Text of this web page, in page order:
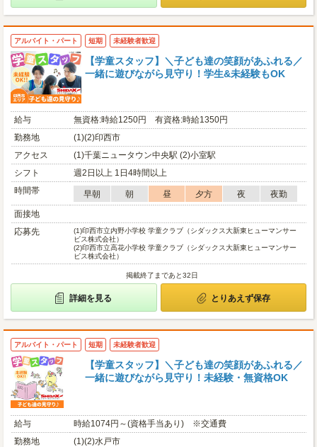
アルバイト・パート 短期 未経験者歓迎
【学童スタッフ】＼子ども達の笑顔があふれる／
一緒に遊びながら見守り！学生&未経験もOK
給与
無資格:時給1250円 有資格:時給1350円
勤務地
(1)(2)印西市
アクセス
(1)千葉ニュータウン中央駅 (2)小室駅
シフト
週2日以上 1日4時間以上
時間帯
早朝 朝 昼 夕方 夜
夜勤
面接地
応募先
(1)印西市立内野小学校 学童クラブ（シダックス大新東ヒューマンサー
ビス株式会社）
(2)印西市立高花小学校 学童クラブ（シダックス大新東ヒューマンサー
ビス株式会社）
掲載終了まであと32日
詳細を見る とりあえず保存
アルバイト・パート 短期 未経験者歓迎
【学童スタッフ】＼子ども達の笑顔があふれる／
一緒に遊びながら見守り！未経験・無資格OK
給与
時給1074円～(資格手当あり) ※交通費
勤務地
(1)(2)水戸市